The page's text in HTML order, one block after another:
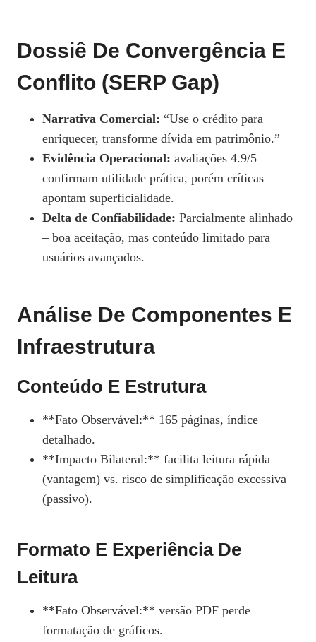
Dossiê De Convergência E
Conflito (SERP Gap)
Narrativa Comercial: “Use o crédito para
enriquecer, transforme dívida em patrimônio.”
Evidência Operacional: avaliações 4.9/5
confirmam utilidade prática, porém críticas
apontam superficialidade.
Delta de Confiabilidade: Parcialmente alinhado
– boa aceitação, mas conteúdo limitado para
usuários avançados.
Análise De Componentes E
Infraestrutura
Conteúdo E Estrutura
**Fato Observável:** 165 páginas, índice
detalhado.
**Impacto Bilateral:** facilita leitura rápida
(vantagem) vs. risco de simplificação excessiva
(passivo).
Formato E Experiência De
Leitura
**Fato Observável:** versão PDF perde
formatação de gráficos.